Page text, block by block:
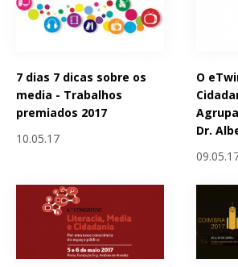
7 dias 7 dicas sobre os
media - Trabalhos
premiados 2017
10.05.17
O
Dr.